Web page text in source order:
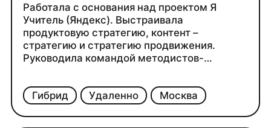
Гибрид Удаленно Москва
Работала с основания над проектом Я
Учитель (Яндекс). Выстраивала
продуктовую стратегию, контент –
стратегию и стратегию продвижения.
Руководила командой методистов-
продакшне курсов (дизайнер, иллюстратор,
оператор, звукорежиссер, монтажер,
редактор) и маркетингом основного